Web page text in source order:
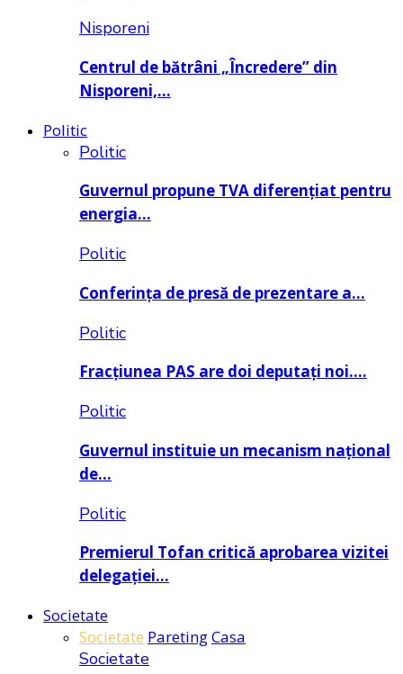
Nisporeni
Centrul de bătrâni „Încredere” din
Nisporeni,…
Politic
Politic
Guvernul propune TVA diferențiat pentru
energia…
Politic
Conferința de presă de prezentare a…
Politic
Fracțiunea PAS are doi deputați noi….
Politic
Guvernul instituie un mecanism național
de…
Politic
Premierul Tofan critică aprobarea vizitei
delegației…
Societate
Societate ParetingCasa
Societate